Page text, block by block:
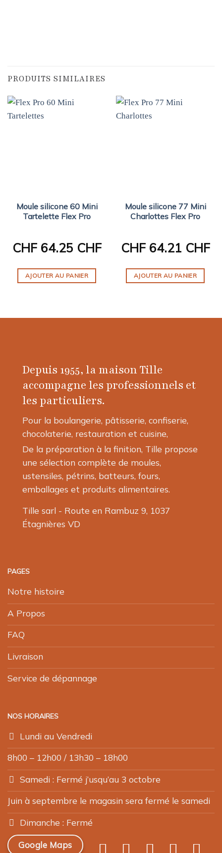
PRODUITS SIMILAIRES
Moule silicone 60 Mini
Tartelette Flex Pro
CHF64.25 CHF
AJOUTER AU PANIER
Moule silicone 77 Mini
Charlottes Flex Pro
CHF64.21 CHF
AJOUTER AU PANIER
Depuis 1955, la maison Tille
accompagne les professionnels et
les particuliers.
Pour la boulangerie, pâtisserie, confiserie,
chocolaterie, restauration et cuisine,
De la préparation à la finition, Tille propose
une sélection complète de moules,
ustensiles, pétrins, batteurs, fours,
emballages et produits alimentaires.
Tille sarl - Route en Rambuz 9, 1037
Étagnières VD
PAGES
Notre histoire
A Propos
FAQ
Livraison
Service de dépannage
NOS HORAIRES
Lundi au Vendredi
8h00 – 12h00 / 13h30 – 18h00
Samedi : Fermé j’usqu’au 3 octobre
Juin à septembre le magasin sera fermé le samedi
Dimanche : Fermé
Google Maps